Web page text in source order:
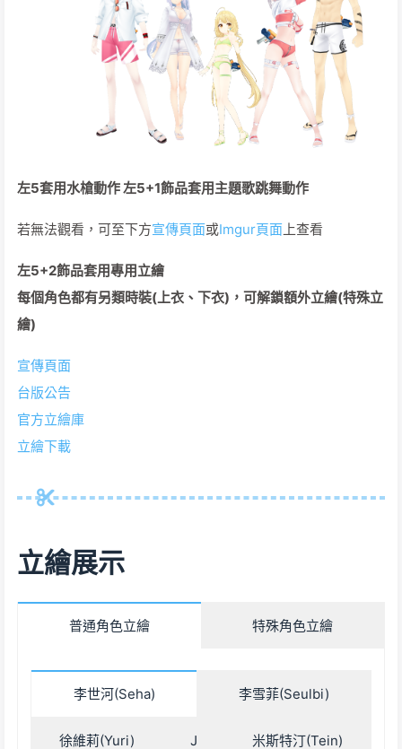
左5套用水槍動作 左5+1飾品套用主題歌跳舞動作
若無法觀看，可至下方宣傳頁面或Imgur頁面 上查看
左5+2飾品套用專用立繪
每個角色都有另類時裝(上衣、下衣)，可解鎖額外立繪(特殊立
繪)
宣傳頁面
台版公告
官方立繪庫
立繪下載
立繪展示
普通角色立繪 特殊角色立繪
李世河(Seha) 李雪菲(Seulbi)
徐維莉(Yuri) J 米斯特汀(Tein)